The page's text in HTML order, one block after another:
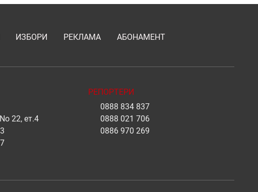
ИЗБОРИ РЕКЛАМА АБОНАМЕНТ
22, ет.4
РЕПОРТЕРИ
0888 834 837
0888 021 706
0886 970 269